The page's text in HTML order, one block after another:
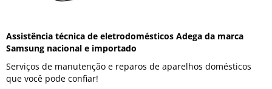
Assistência técnica de eletrodomésticos Adega da marca
Samsung nacional e importado
Serviços de manutenção e reparos de aparelhos domésticos
que você pode confiar!